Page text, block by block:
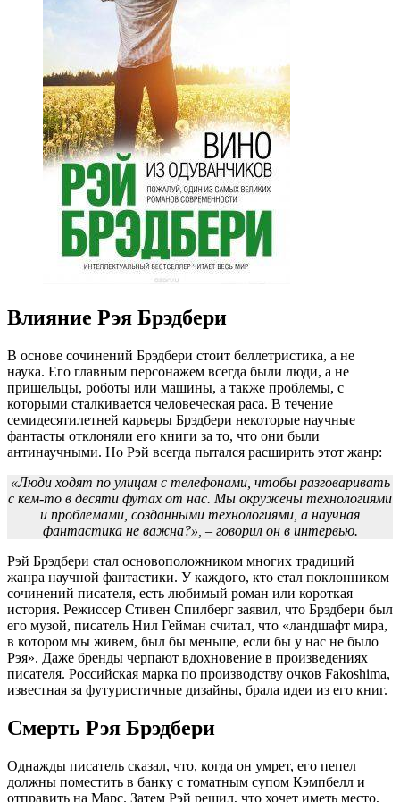
Влияние Рэя Брэдбери
В основе сочинений Брэдбери стоит беллетристика, а не
наука. Его главным персонажем всегда были люди, а не
пришельцы, роботы или машины, а также проблемы, с
которыми сталкивается человеческая раса. В течение
семидесятилетней карьеры Брэдбери некоторые научные
фантасты отклоняли его книги за то, что они были
антинаучными. Но Рэй всегда пытался расширить этот жанр:
«Люди ходят по улицам с телефонами, чтобы разговаривать
с кем-то в десяти футах от нас. Мы окружены технологиями
и проблемами, созданными технологиями, а научная
фантастика не важна?», –говорил он в интервью.
Рэй Брэдбери стал основоположником многих традиций
жанра научной фантастики. У каждого, кто стал поклонником
сочинений писателя, есть любимый роман или короткая
история. Режиссер Стивен Спилберг заявил, что Брэдбери был
его музой, писатель Нил Гейман считал, что «ландшафт мира,
в котором мы живем, был бы меньше, если бы у нас не было
Рэя». Даже бренды черпают вдохновение в произведениях
писателя. Российская марка по производству очков Fakoshima,
известная за футуристичные дизайны, брала идеи из его книг.
Смерть Рэя Брэдбери
Однажды писатель сказал, что, когда он умрет, его пепел
должны поместить в банку с томатным супом Кэмпбелл и
отправить на Марс. Затем Рэй решил, что хочет иметь место,